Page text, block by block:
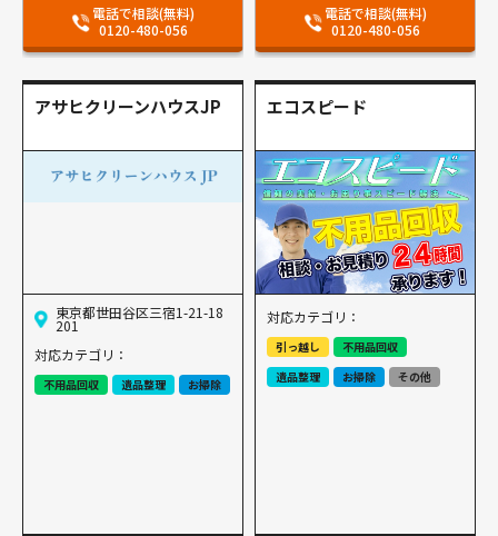
電話で相談(無料)
0120-480-056
電話で相談(無料)
0120-480-056
アサヒクリーンハウスJP
東京都世田谷区三宿1-21-18
201
対応カテゴリ：
不用品回収 遺品整理 お掃除
エコスピード
対応カテゴリ：
引っ越し
不用品回収
遺品整理
お掃除 その他